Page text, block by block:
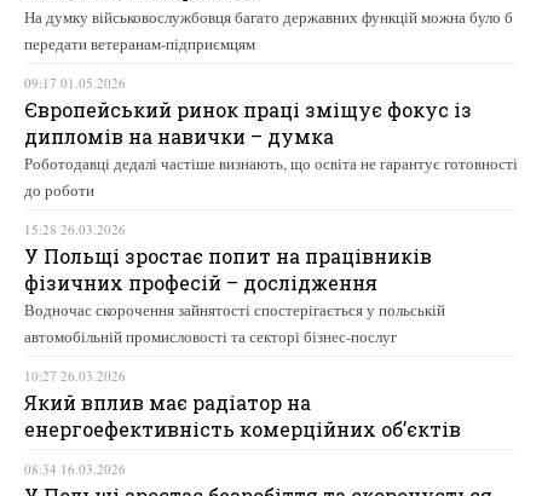
На думку військовослужбовця багато державних функцій можна було б
передати ветеранам-підприємцям
09:17 01.05.2026
Європейський ринок праці зміщує фокус із
дипломів на навички – думка
Роботодавці дедалі частіше визнають, що освіта не гарантує готовності
до роботи
15:28 26.03.2026
У Польщі зростає попит на працівників
фізичних професій – дослідження
Водночас скорочення зайнятості спостерігається у польській
автомобільній промисловості та секторі бізнес-послуг
10:27 26.03.2026
Який вплив має радіатор на
енергоефективність комерційних об’єктів
08:34 16.03.2026